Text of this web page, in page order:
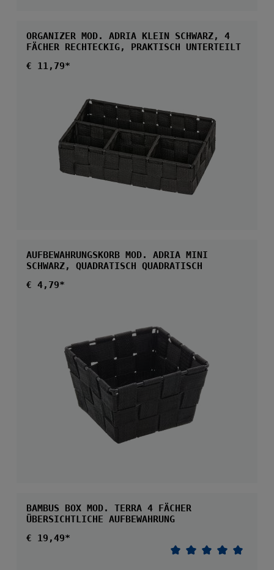
ORGANIZER MOD. ADRIA KLEIN SCHWARZ, 4
FÄCHER RECHTECKIG, PRAKTISCH UNTERTEILT
Regulärer Preis:
€ 11,79*
AUFBEWAHRUNGSKORB MOD. ADRIA MINI
SCHWARZ, QUADRATISCH QUADRATISCH
Regulärer Preis:
€ 4,79*
BAMBUS BOX MOD. TERRA 4 FÄCHER
ÜBERSICHTLICHE AUFBEWAHRUNG
Regulärer Preis:
€ 19,49*